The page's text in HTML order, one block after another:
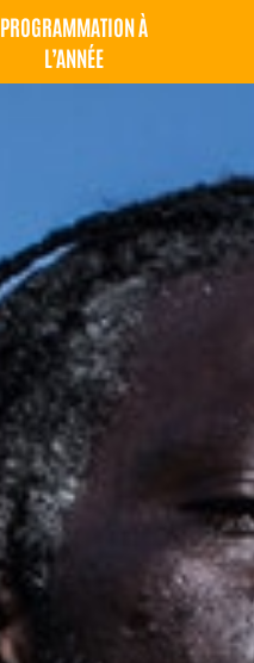
PROGRAMMATION À
L’ANNÉE